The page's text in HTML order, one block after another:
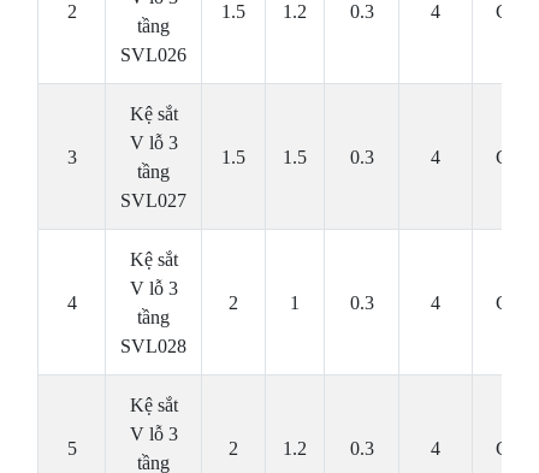
2
tầng
SVL026
1.5 1.2 0.3 4 Cái
3
Kệ sắt
V lỗ 3
tầng
SVL027
1.5 1.5 0.3 4 Cái
4
Kệ sắt
V lỗ 3
tầng
SVL028
2 1 0.3 4 Cái
5
Kệ sắt
V lỗ 3
tầng
2 1.2 0.3 4 Cái